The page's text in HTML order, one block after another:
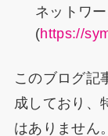
ネットワ
(https://
このブログ記
成しており、
はありません。